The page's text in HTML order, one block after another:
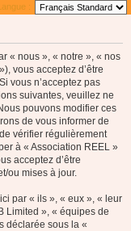
:
« nous », « notre », « nos
vous acceptez d’être
vous n’acceptez pas
suivantes, veuillez ne
pouvons modifier ces
de vous informer de
vérifier régulièrement
à « Association REEL »
acceptez d’être
ou mises à jour.
par « ils », « eux », « leur
Limited », « équipes de
déclarée sous la «